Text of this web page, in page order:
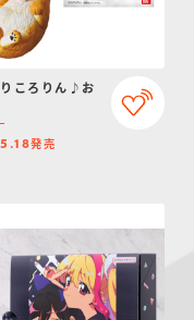
ころりん♪お
発売